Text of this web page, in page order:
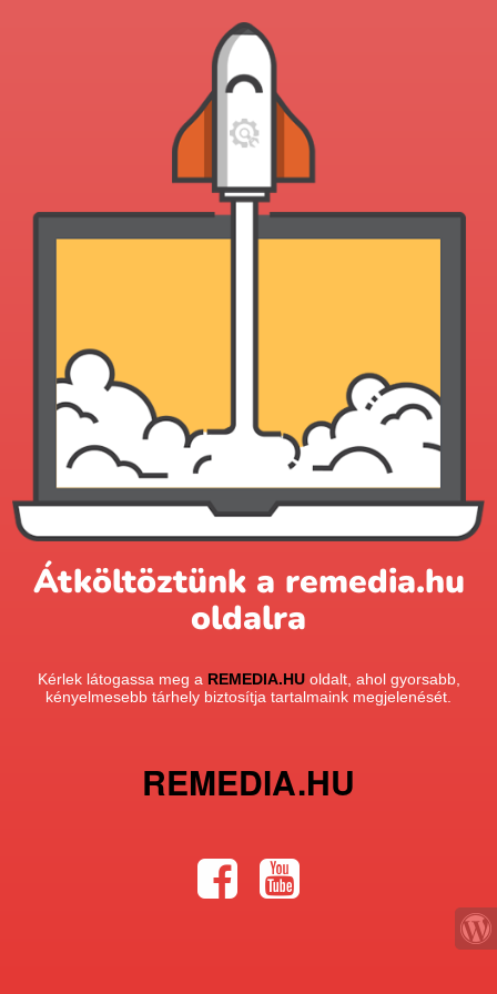
Átköltöztünk a remedia.hu
oldalra
Kérlek látogassa meg a REMEDIA.HUoldalt, ahol gyorsabb,
kényelmesebb tárhely biztosítja tartalmaink megjelenését.
REMEDIA.HU